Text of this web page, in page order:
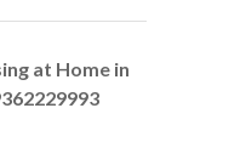
at Home in